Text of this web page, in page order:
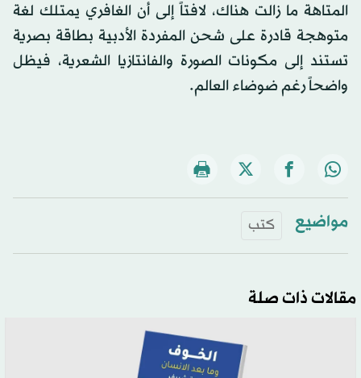
المتاهة ما زالت هناك، لافتاً إلى أن الغافري يمتلك لغة
متوهجة قادرة على شحن المفردة الأدبية بطاقة بصرية
تستند إلى مكونات الصورة والفانتازيا الشعرية، فيظل
واضحاً رغم ضوضاء العالم.
مواضيع كتب
مقالات ذات صلة